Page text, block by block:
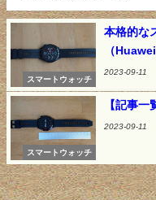
スマートウォッチ
本格的な
（
2023-09-11
スマートウォッチ
【記事一
2023-09-11